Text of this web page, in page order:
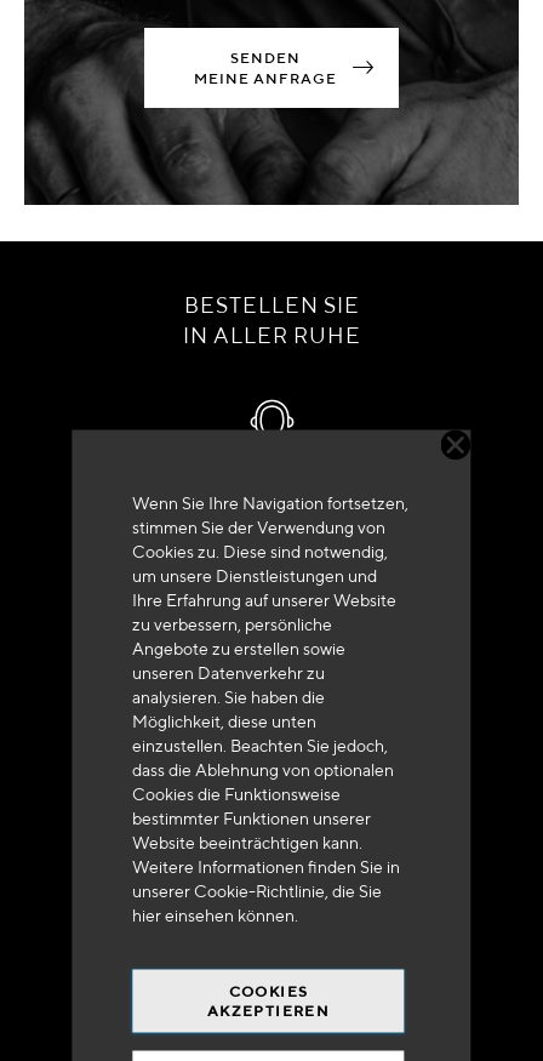
Wenn Sie Ihre Navigation fortsetzen,
stimmen Sie der Verwendung von
Cookies zu. Diese sind notwendig,
um unsere Dienstleistungen und
Ihre Erfahrung auf unserer Website
zu verbessern, persönliche
Angebote zu erstellen sowie
unseren Datenverkehr zu
analysieren. Sie haben die
Möglichkeit, diese unten
einzustellen. Beachten Sie jedoch,
dass die Ablehnung von optionalen
Cookies die Funktionsweise
bestimmter Funktionen unserer
Website beeinträchtigen kann.
Weitere Informationen finden Sie in
unserer Cookie-Richtlinie, die Sie
hiereinsehen können.
COOKIES
AKZEPTIEREN
SENDEN
MEINE ANFRAGE
BESTELLEN SIE
IN ALLER RUHE
Kundenservice
+33 (0)4 79 72 62 22 Drücken 1
Lieferung innerhalb von 48 bis 72 Stunden in
Metropolitan-Frankreich
Versandkostenfrei
bei 250 Euros*